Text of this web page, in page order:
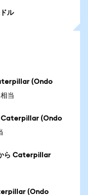
ル
(Ondo
当
Caterpillar (Ondo
ら Caterpillar
(Ondo